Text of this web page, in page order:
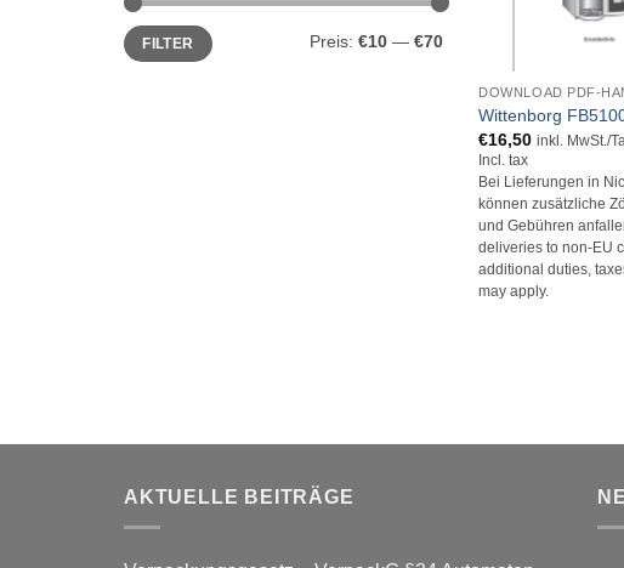
Min.
Preis
Max.
PreisFILTER Preis: €10— €70
DOWNLOAD PDF-
Wittenborg
€16,50 inkl. MwSt./
Incl. tax
Bei Lieferungen in
können zusätzliche
und Gebühren
deliveries to non-EU
additional duties,
may apply.
AKTUELLE BEITRÄGE